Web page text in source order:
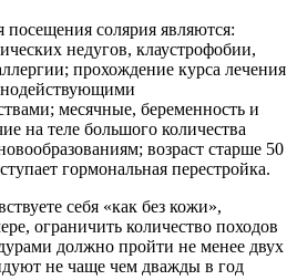
солярия являются:
недугов, клаустрофобии,
прохождение курса лечения
месячные, беременность и
на теле большого количества
возраст старше 50
гормональная перестройка.
себя «как без кожи»,
ограничить количество походов
должно пройти не менее двух
не чаще чем дважды в год